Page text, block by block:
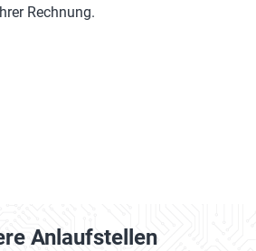
Rechnung.
Anlaufstellen